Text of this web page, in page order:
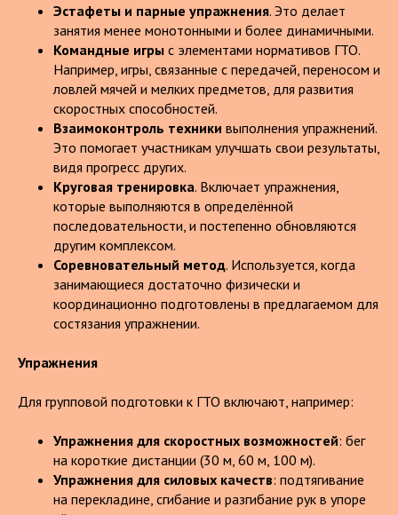
Эстафеты и парные упражнения. Это делает
занятия менее монотонными и более динамичными.
Командные игры с элементами нормативов ГТО.
Например, игры, связанные с передачей, переносом и
ловлей мячей и мелких предметов, для развития
скоростных способностей.
Взаимоконтроль техники выполнения упражнений.
Это помогает участникам улучшать свои результаты,
видя прогресс других.
Круговая тренировка. Включает упражнения,
которые выполняются в определённой
последовательности, и постепенно обновляются
другим комплексом.
Соревновательный метод. Используется, когда
занимающиеся достаточно физически и
координационно подготовлены в предлагаемом для
состязания упражнении.
Упражнения
Для групповой подготовки к ГТО включают, например:
Упражнения для скоростных возможностей: бег
на короткие дистанции (30 м, 60 м, 100 м).
Упражнения для силовых качеств: подтягивание
на перекладине, сгибание и разгибание рук в упоре